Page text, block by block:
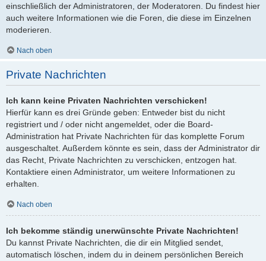
einschließlich der Administratoren, der Moderatoren. Du findest hier
auch weitere Informationen wie die Foren, die diese im Einzelnen
moderieren.
Nach oben
Private Nachrichten
Ich kann keine Privaten Nachrichten verschicken!
Hierfür kann es drei Gründe geben: Entweder bist du nicht
registriert und / oder nicht angemeldet, oder die Board-
Administration hat Private Nachrichten für das komplette Forum
ausgeschaltet. Außerdem könnte es sein, dass der Administrator dir
das Recht, Private Nachrichten zu verschicken, entzogen hat.
Kontaktiere einen Administrator, um weitere Informationen zu
erhalten.
Nach oben
Ich bekomme ständig unerwünschte Private Nachrichten!
Du kannst Private Nachrichten, die dir ein Mitglied sendet,
automatisch löschen, indem du in deinem persönlichen Bereich